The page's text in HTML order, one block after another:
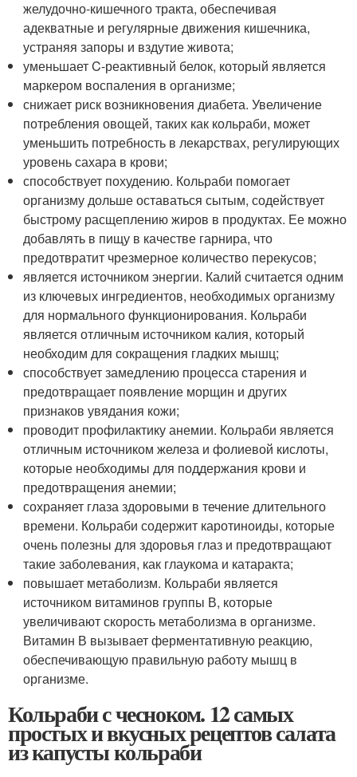
желудочно-кишечного тракта, обеспечивая
адекватные и регулярные движения кишечника,
устраняя запоры и вздутие живота;
уменьшает C-реактивный белок, который является
маркером воспаления в организме;
снижает риск возникновения диабета. Увеличение
потребления овощей, таких как кольраби, может
уменьшить потребность в лекарствах, регулирующих
уровень сахара в крови;
способствует похудению. Кольраби помогает
организму дольше оставаться сытым, содействует
быстрому расщеплению жиров в продуктах. Ее можно
добавлять в пищу в качестве гарнира, что
предотвратит чрезмерное количество перекусов;
является источником энергии. Калий считается одним
из ключевых ингредиентов, необходимых организму
для нормального функционирования. Кольраби
является отличным источником калия, который
необходим для сокращения гладких мышц;
способствует замедлению процесса старения и
предотвращает появление морщин и других
признаков увядания кожи;
проводит профилактику анемии. Кольраби является
отличным источником железа и фолиевой кислоты,
которые необходимы для поддержания крови и
предотвращения анемии;
сохраняет глаза здоровыми в течение длительного
времени. Кольраби содержит каротиноиды, которые
очень полезны для здоровья глаз и предотвращают
такие заболевания, как глаукома и катаракта;
повышает метаболизм. Кольраби является
источником витаминов группы В, которые
увеличивают скорость метаболизма в организме.
Витамин В вызывает ферментативную реакцию,
обеспечивающую правильную работу мышц в
организме.
Кольраби с чесноком. 12 самых
простых и вкусных рецептов салата
из капусты кольраби